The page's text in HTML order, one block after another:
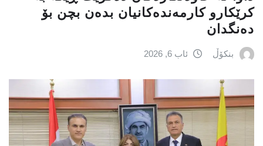
کرێکارو کارمەندەکانیان بدەن بچن بۆ
دەنگدان
بنکۆڵ ئاب 6, 2026